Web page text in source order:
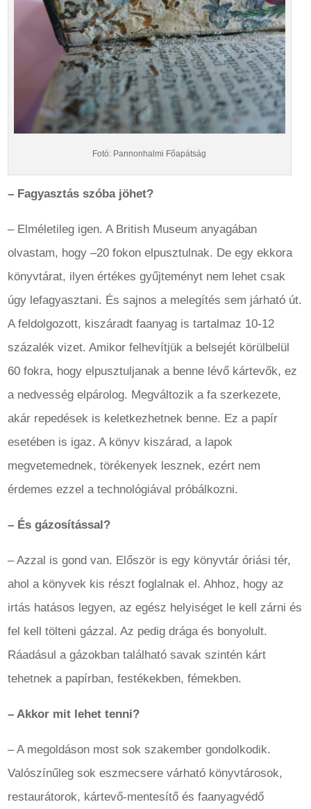
Fotó: Pannonhalmi Főapátság
– Fagyasztás szóba jöhet?
– Elméletileg igen. A British Museum anyagában
olvastam, hogy –20 fokon elpusztulnak. De egy ekkora
könyvtárat, ilyen értékes gyűjteményt nem lehet csak
úgy lefagyasztani. És sajnos a melegítés sem járható út.
A feldolgozott, kiszáradt faanyag is tartalmaz 10-12
százalék vizet. Amikor felhevítjük a belsejét körülbelül
60 fokra, hogy elpusztuljanak a benne lévő kártevők, ez
a nedvesség elpárolog. Megváltozik a fa szerkezete,
akár repedések is keletkezhetnek benne. Ez a papír
esetében is igaz. A könyv kiszárad, a lapok
megvetemednek, törékenyek lesznek, ezért nem
érdemes ezzel a technológiával próbálkozni.
– És gázosítással?
– Azzal is gond van. Először is egy könyvtár óriási tér,
ahol a könyvek kis részt foglalnak el. Ahhoz, hogy az
irtás hatásos legyen, az egész helyiséget le kell zárni és
fel kell tölteni gázzal. Az pedig drága és bonyolult.
Ráadásul a gázokban található savak szintén kárt
tehetnek a papírban, festékekben, fémekben.
– Akkor mit lehet tenni?
– A megoldáson most sok szakember gondolkodik.
Valószínűleg sok eszmecsere várható könyvtárosok,
restaurátorok, kártevő-mentesítő és faanyagvédő